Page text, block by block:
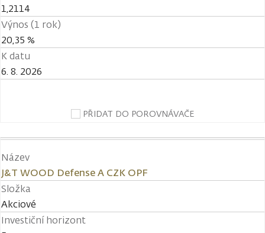
1,2114
Výnos (1 rok)
20,35 %
K datu
6. 8. 2026
PŘIDAT DO POROVNÁVAČE
Název
J&T WOOD Defense A CZK OPF
Složka
Akciové
Investiční horizont